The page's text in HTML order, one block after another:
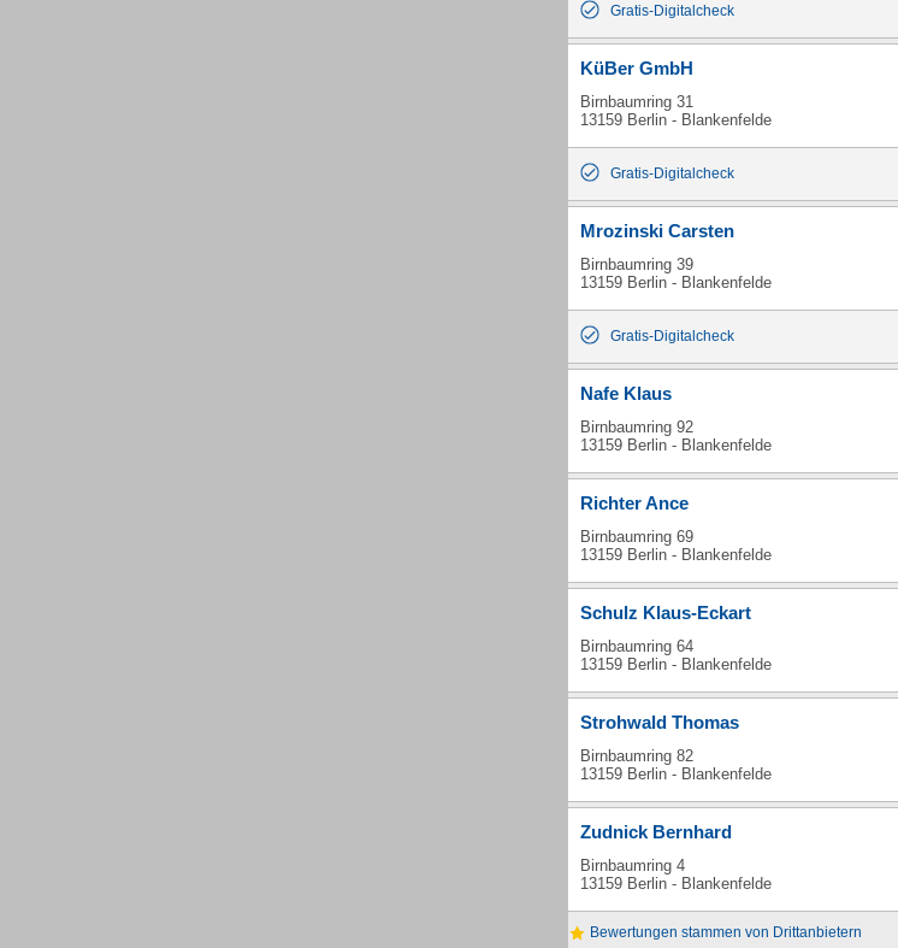
Gratis-Digitalcheck
KüBer GmbH
Birnbaumring 31
13159 Berlin - Blankenfelde
Gratis-Digitalcheck
Mrozinski Carsten
Birnbaumring 39
13159 Berlin - Blankenfelde
Gratis-Digitalcheck
Nafe Klaus
Birnbaumring 92
13159 Berlin - Blankenfelde
Richter Ance
Birnbaumring 69
13159 Berlin - Blankenfelde
Schulz Klaus-Eckart
Birnbaumring 64
13159 Berlin - Blankenfelde
Strohwald Thomas
Birnbaumring 82
13159 Berlin - Blankenfelde
Zudnick Bernhard
Birnbaumring 4
13159 Berlin - Blankenfelde
Bewertungen stammen von Drittanbietern